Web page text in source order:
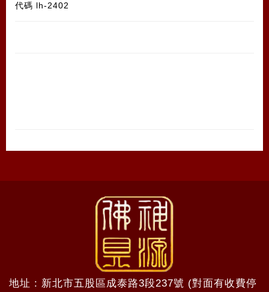
代碼 lh-2402
地址 : 新北市五股區成泰路3段237號 (對面有收費停